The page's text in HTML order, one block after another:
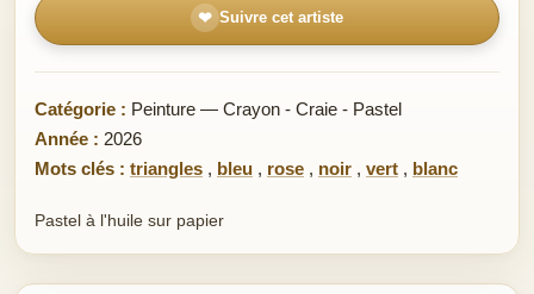
❤ Suivre cet artiste
Catégorie : Peinture — Crayon - Craie - Pastel
Année : 2026
Mots clés : triangles , bleu , rose , noir , vert , blanc
Pastel à l'huile sur papier